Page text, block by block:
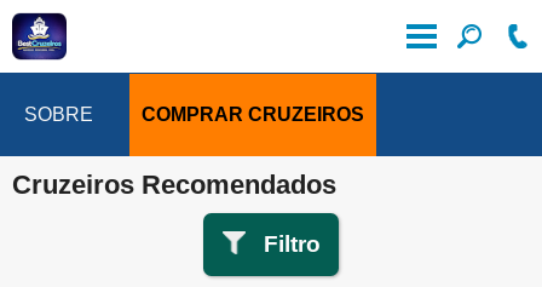
SOBRE COMPRAR CRUZEIROS
Cruzeiros Recomendados
Filtro